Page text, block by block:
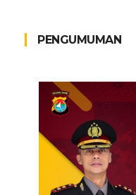
PENGUMUMAN